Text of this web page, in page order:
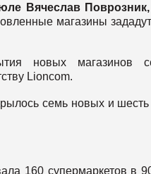
Вячеслав
магазины
новых магазинов
Lioncom.
семь новых и
160 супермаркетов в